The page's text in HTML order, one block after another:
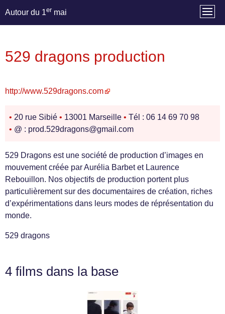
Autour du 1er mai
529 dragons production
http://www.529dragons.com
• 20 rue Sibié • 13001 Marseille • Tél : 06 14 69 70 98
• @ : prod.529dragons@gmail.com
529 Dragons est une société de production d’images en
mouvement créée par Aurélia Barbet et Laurence
Rebouillon. Nos objectifs de production portent plus
particulièrement sur des documentaires de création, riches
d’expérimentations dans leurs modes de réprésentation du
monde.
529 dragons
4 films dans la base